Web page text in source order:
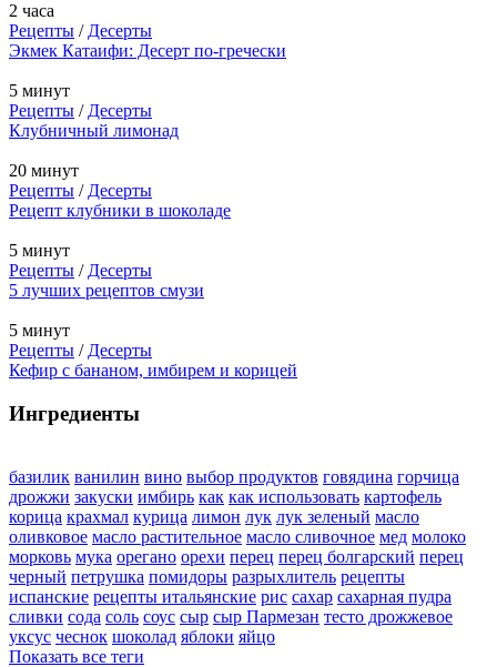
2 часа
Рецепты /Десерты
Экмек Катаифи: Десерт по-гречески
5 минут
Рецепты /Десерты
Клубничный лимонад
20 минут
Рецепты /Десерты
Рецепт клубники в шоколаде
5 минут
Рецепты /Десерты
5 лучших рецептов смузи
5 минут
Рецепты /Десерты
Кефир с бананом, имбирем и корицей
Ингредиенты
базилик ванилин вино выбор продуктов говядина горчица
дрожжи закуски имбирь как как использовать картофель
корица крахмал курица лимон лук лук зеленый масло
оливковое масло растительное масло сливочное мед молоко
морковь мука орегано орехи перец перец болгарский перец
черный петрушка помидоры разрыхлитель рецепты
испанские рецепты итальянские рис сахар сахарная пудра
сливки сода соль соус сыр сыр Пармезан тесто дрожжевое
уксус чеснок шоколад яблоки яйцо
Показать все теги